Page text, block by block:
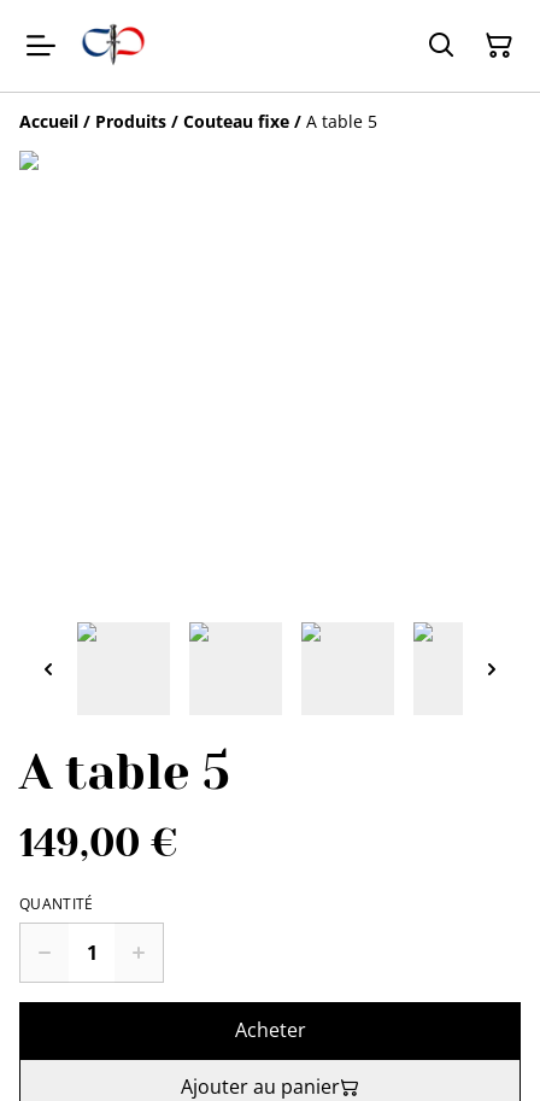
Accueil / Produits / Couteau fixe / A table 5
A table 5
149,00 €
QUANTITÉ
Acheter
Ajouter au panier